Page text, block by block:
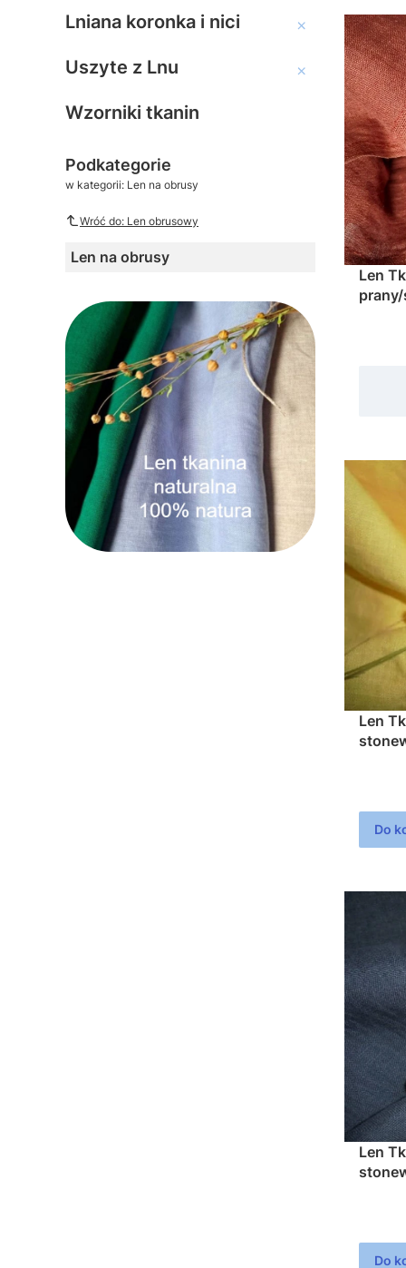
Lniana koronka i nici
Lniana koronka i nici
Uszyte z Lnu Uszyte z Lnu
Wzorniki tkanin
Podkategorie
w kategorii: Len na obrusy
Wróć do: Len obrusowy
Len na obrusy
Len
Len
Do
Len
Do